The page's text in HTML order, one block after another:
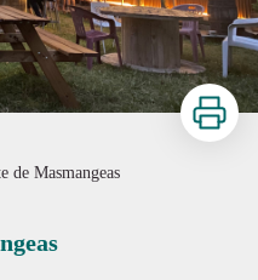
Imprimer
de Masmangeas